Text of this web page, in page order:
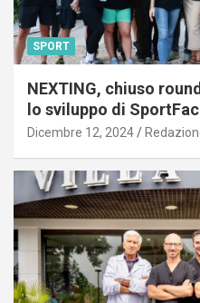
SPORT
NEXTING, chiuso
lo sviluppo di
Dicembre 12, 2024